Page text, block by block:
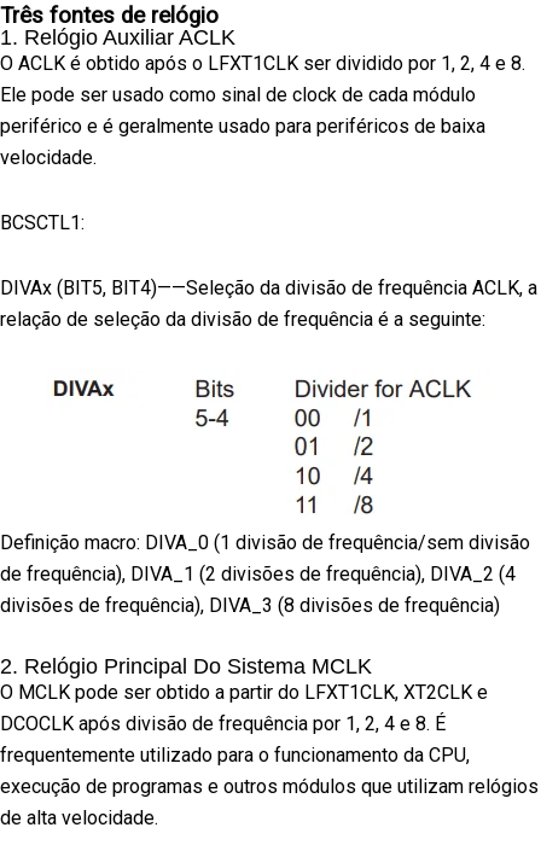
Três fontes de relógio
1. Relógio Auxiliar ACLK
O ACLK é obtido após o LFXT1CLK ser dividido por 1, 2, 4 e 8.
Ele pode ser usado como sinal de clock de cada módulo
periférico e é geralmente usado para periféricos de baixa
velocidade.
BCSCTL1:
DIVAx (BIT5, BIT4)——Seleção da divisão de frequência ACLK, a
relação de seleção da divisão de frequência é a seguinte:
Definição macro: DIVA_0 (1 divisão de frequência/sem divisão
de frequência), DIVA_1 (2 divisões de frequência), DIVA_2 (4
divisões de frequência), DIVA_3 (8 divisões de frequência)
2. Relógio Principal Do Sistema MCLK
O MCLK pode ser obtido a partir do LFXT1CLK, XT2CLK e
DCOCLK após divisão de frequência por 1, 2, 4 e 8. É
frequentemente utilizado para o funcionamento da CPU,
execução de programas e outros módulos que utilizam relógios
de alta velocidade.